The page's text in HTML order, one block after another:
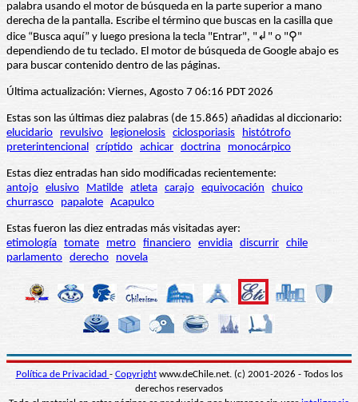
palabra usando el motor de búsqueda en la parte superior a mano
derecha de la pantalla. Escribe el término que buscas en la casilla que
dice “Busca aquí” y luego presiona la tecla "Entrar", "↲" o "⚲"
dependiendo de tu teclado. El motor de búsqueda de Google abajo es
para buscar contenido dentro de las páginas.
Última actualización: Viernes, Agosto 7 06:16 PDT 2026
Estas son las últimas diez palabras (de 15.865) añadidas al diccionario:
elucidario
revulsivo legionelosis ciclosporiasis
histótrofo
preterintencional críptido achicar doctrina monocárpico
Estas diez entradas han sido modificadas recientemente:
antojo elusivo Matilde atleta carajo equivocación
chuico
churrasco
papalote Acapulco
Estas fueron las diez entradas más visitadas ayer:
etimología tomate metro financiero envidia discurrir chile
parlamento derecho novela
Política de Privacidad - Copyrightwww.deChile.net. (c) 2001-2026 - Todos los
derechos reservados